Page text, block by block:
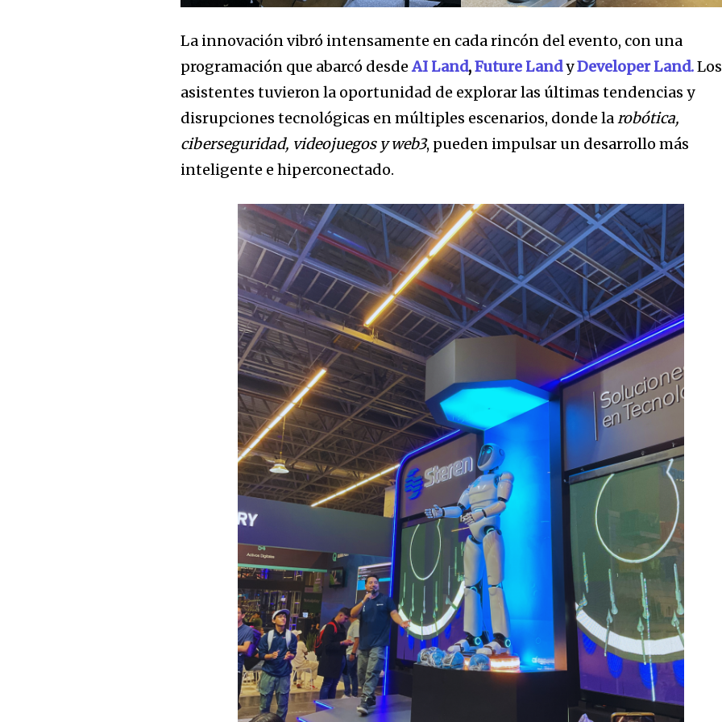
Para suscribirse, simplemente ingrese su dirección de correo electrónico en nuestro sitio
suscripción a continuación. No se preocupe, respetamos su privacidad y no enviaremos
información está segura con nosotros.
La innovación vibró intensamente en cada rincón del evento, con una
programación que abarcó desdeAI Land,Future LandyDeveloper Land.Los
asistentes tuvieron la oportunidad de explorar las últimas tendencias y
disrupciones tecnológicas en múltiples escenarios, donde larobótica,
ciberseguridad, videojuegos y web3, pueden impulsar un desarrollo más
inteligente e hiperconectado.